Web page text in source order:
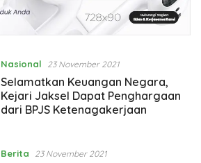
Nasional 23 November 2021
Selamatkan Keuangan Negara,
Kejari Jaksel Dapat Penghargaan
dari BPJS Ketenagakerjaan
Berita 23 November 2021